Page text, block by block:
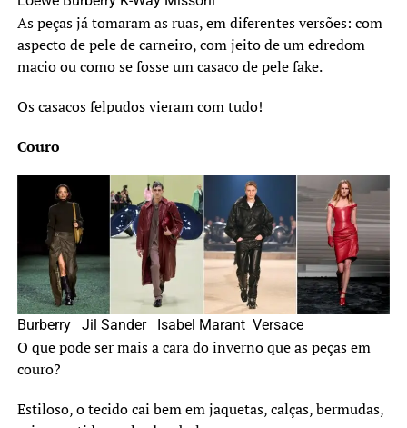
As peças já tomaram as ruas, em diferentes versões: com
aspecto de pele de carneiro, com jeito de um edredom
macio ou como se fosse um casaco de pele fake.
Os casacos felpudos vieram com tudo!
Couro
Burberry Jil Sander Isabel Marant Versace
O que pode ser mais a cara do inverno que as peças em
couro?
Estiloso, o tecido cai bem em jaquetas, calças, bermudas,